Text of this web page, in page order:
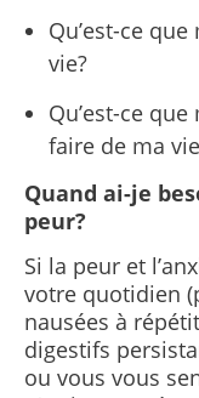
Qu’est-ce
vie?
Qu’est-ce
faire de ma
Quand ai-je
peur?
Si la peur et
votre quotidien
nausées à
digestifs
ou vous vous